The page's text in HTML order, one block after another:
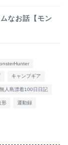
なお話【モン
キャンプギア
無人島漂着100日日記
形 運動録